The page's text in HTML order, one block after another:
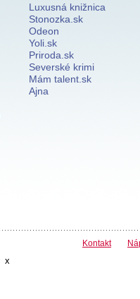
Luxusná knižnica
Stonozka.sk
Odeon
Yoli.sk
Priroda.sk
Severské krimi
Mám talent.sk
Ajna
Kontakt
x